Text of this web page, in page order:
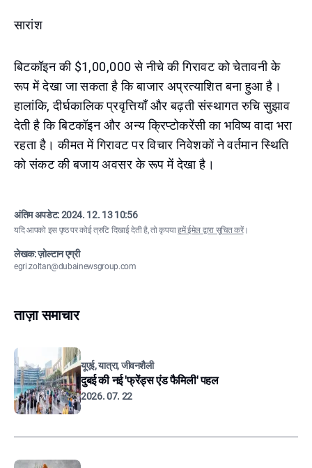
सारांश
बिटकॉइन की $1,00,000 से नीचे की गिरावट को चेतावनी के
रूप में देखा जा सकता है कि बाजार अप्रत्याशित बना हुआ है।
हालांकि, दीर्घकालिक प्रवृत्तियाँ और बढ़ती संस्थागत रुचि सुझाव
देती है कि बिटकॉइन और अन्य क्रिप्टोकरेंसी का भविष्य वादा भरा
रहता है। कीमत में गिरावट पर विचार निवेशकों ने वर्तमान स्थिति
को संकट की बजाय अवसर के रूप में देखा है।
अंतिम अपडेट:2024. 12. 13 10:56
यदि आपको इस पृष्ठ पर कोई त्रुटि दिखाई देती है, तो कृपयाहमें ईमेल द्वारा सूचित करें।
लेखक: ज़ोल्टान एग्री
egri.zoltan@dubainewsgroup.com
ताज़ा समाचार
यूएई, यात्रा, जीवनशैली
दुबई की नई 'फ्रेंड्स एंड फैमिली' पहल
2026. 07. 22